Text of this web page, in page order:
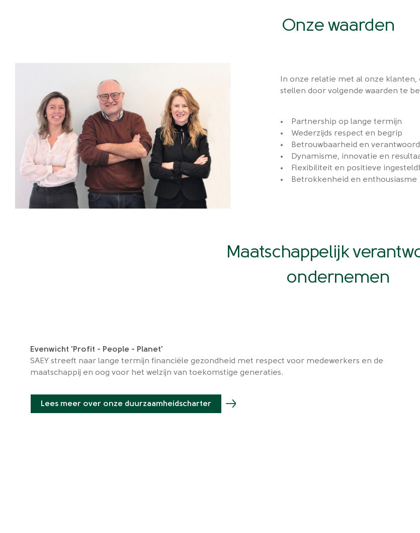
Onze waarden
In onze relatie met al onze
stellen door volgende waarden te
• Partnership op lange termijn
• Wederzijds respect en begrip
• Betrouwbaarheid en
• Dynamisme, innovatie en
• Flexibiliteit en positieve
• Betrokkenheid en enthousiasme
Maatschappelijk
ondernemen
Evenwicht 'Profit - People - Planet'
SAEY streeft naar lange termijn financiële gezondheid met respect voor medewerkers en de
maatschappij en oog voor het welzijn van toekomstige generaties.
Lees meer over onze duurzaamheidscharter